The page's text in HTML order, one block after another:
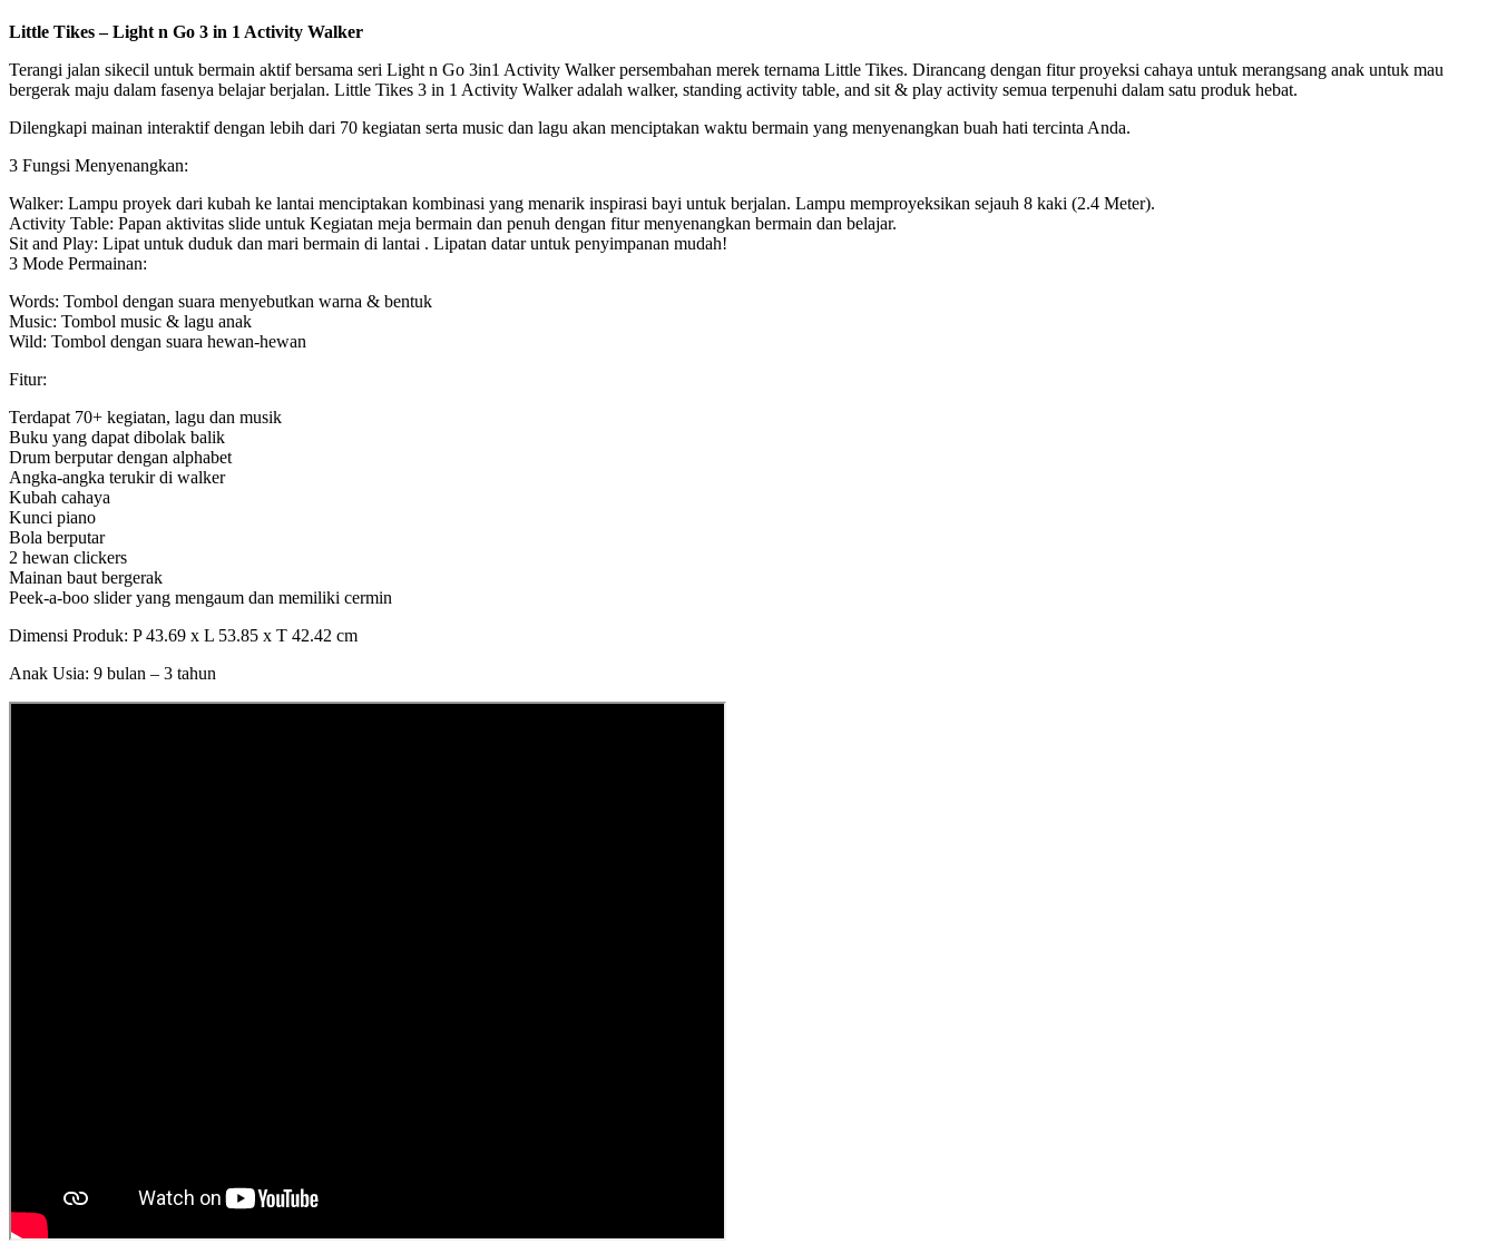
Little Tikes – Light n Go 3 in 1 Activity Walker
Terangi jalan sikecil untuk bermain aktif bersama seri Light n Go 3in1 Activity Walker persembahan merek ternama Little Tikes. Dirancang dengan fitur proyeksi cahaya untuk merangsang anak untuk mau
bergerak maju dalam fasenya belajar berjalan. Little Tikes 3 in 1 Activity Walker adalah walker, standing activity table, and sit & play activity semua terpenuhi dalam satu produk hebat.
Dilengkapi mainan interaktif dengan lebih dari 70 kegiatan serta music dan lagu akan menciptakan waktu bermain yang menyenangkan buah hati tercinta Anda.
3 Fungsi Menyenangkan:
Walker: Lampu proyek dari kubah ke lantai menciptakan kombinasi yang menarik inspirasi bayi untuk berjalan. Lampu memproyeksikan sejauh 8 kaki (2.4 Meter).
Activity Table: Papan aktivitas slide untuk Kegiatan meja bermain dan penuh dengan fitur menyenangkan bermain dan belajar.
Sit and Play: Lipat untuk duduk dan mari bermain di lantai . Lipatan datar untuk penyimpanan mudah!
3 Mode Permainan:
Words: Tombol dengan suara menyebutkan warna & bentuk
Music: Tombol music & lagu anak
Wild: Tombol dengan suara hewan-hewan
Fitur:
Terdapat 70+ kegiatan, lagu dan musik
Buku yang dapat dibolak balik
Drum berputar dengan alphabet
Angka-angka terukir di walker
Kubah cahaya
Kunci piano
Bola berputar
2 hewan clickers
Mainan baut bergerak
Peek-a-boo slider yang mengaum dan memiliki cermin
Dimensi Produk: P 43.69 x L 53.85 x T 42.42 cm
Anak Usia: 9 bulan – 3 tahun